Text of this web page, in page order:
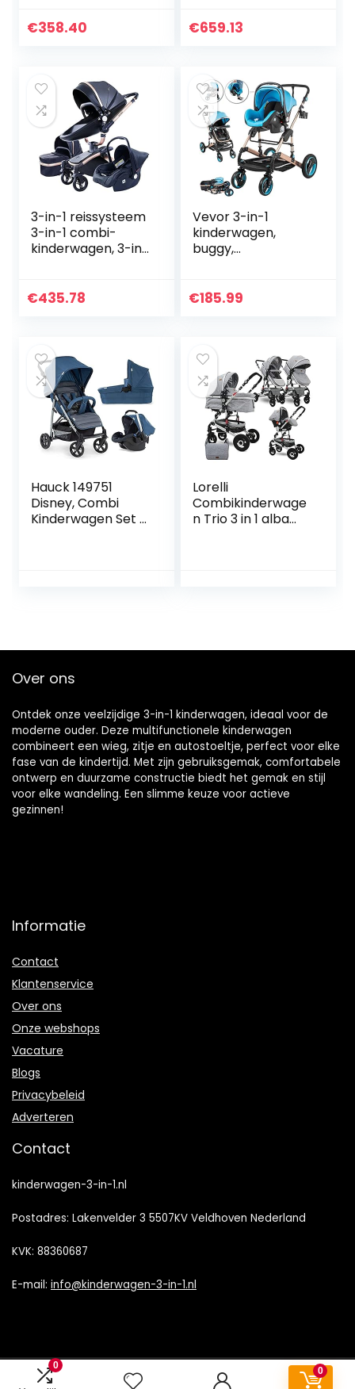
0
0
Reissysteem, met
€358.40
vanaf de geboorte
€659.13
3-in-1 reissysteem
3-in-1 combi-
kinderwagen, 3-in-
opvouwbare
€435.78
Vevor 3-in-1
kinderwagen,
buggy,
cm, met
€185.99
Hauck 149751
Disney, Combi
Kinderwagen Set 3
Lorelli
Combikinderwage
n Trio 3 in 1 alba
Over ons
Ontdek onze veelzijdige 3-in-1 kinderwagen, ideaal voor de
moderne ouder. Deze multifunctionele kinderwagen
combineert een wieg, zitje en autostoeltje, perfect voor elke
fase van de kindertijd. Met zijn gebruiksgemak, comfortabele
ontwerp en duurzame constructie biedt het gemak en stijl
voor elke wandeling. Een slimme keuze voor actieve
gezinnen!
Informatie
Contact
Klantenservice
Over ons
Onze webshops
Vacature
Blogs
Privacybeleid
Adverteren
Contact
kinderwagen-3-in-1.nl
Postadres: Lakenvelder 3 5507KV Veldhoven Nederland
KVK: 88360687
E-mail: info@kinderwagen-3-in-1.nl
2022 © Kinderwagen-3-in-1.nl Alle rechten voorbehouden